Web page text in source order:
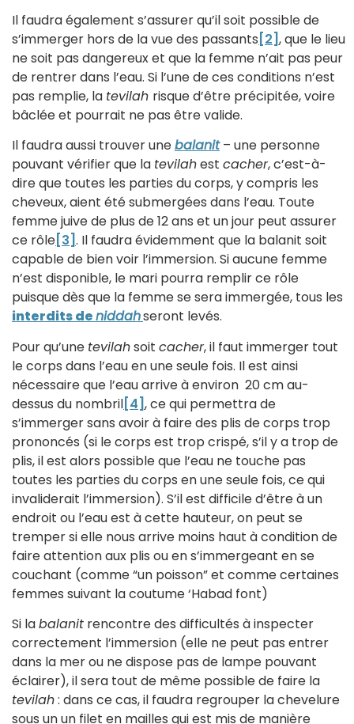
Il faudra également s’assurer qu’il soit possible de
s’immerger hors de la vue des passants [2], que le lieu
ne soit pas dangereux et que la femme n’ait pas peur
de rentrer dans l’eau. Si l’une de ces conditions n’est
pas remplie, la tevilah risque d’être précipitée, voire
bâclée et pourrait ne pas être valide.
Il faudra aussi trouver unebalanit– une personne
pouvant vérifier que la tevilahest cacher, c’est-à-
dire que toutes les parties du corps, y compris les
cheveux, aient été submergées dans l’eau. Toute
femme juive de plus de 12 ans et un jour peut assurer
ce rôle[3]. Il faudra évidemment que la balanit soit
capable de bien voir l’immersion. Si aucune femme
n’est disponible, le mari pourra remplir ce rôle
puisque dès que la femme se sera immergée, tous les
interdits deniddahseront levés.
Pour qu’une tevilahsoit cacher, il faut immerger tout
le corps dans l’eau en une seule fois. Il est ainsi
nécessaire que l’eau arrive à environ 20 cm au-
dessus du nombril[4], ce qui permettra de
s’immerger sans avoir à faire des plis de corps trop
prononcés (si le corps est trop crispé, s’il y a trop de
plis, il est alors possible que l’eau ne touche pas
toutes les parties du corps en une seule fois, ce qui
invaliderait l’immersion). S’il est difficile d’être à un
endroit ou l’eau est à cette hauteur, on peut se
tremper si elle nous arrive moins haut à condition de
faire attention aux plis ou en s’immergeant en se
couchant (comme “un poisson” et comme certaines
femmes suivant la coutume ‘Habad font)
Si labalanit rencontre des difficultés à inspecter
correctement l’immersion (elle ne peut pas entrer
dans la mer ou ne dispose pas de lampe pouvant
éclairer), il sera tout de même possible de faire la
tevilah: dans ce cas, il faudra regrouper la chevelure
sous un un filet en mailles qui est mis de manière